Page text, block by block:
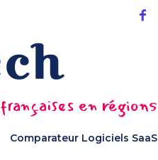
en régions
Comparateur Logiciels SaaS